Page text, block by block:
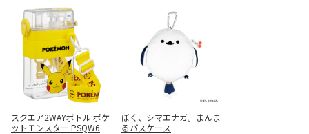
スクエア2WAYボトル ポケ
ットモンスター PSQW6
ぼく、シマエナガ。まんま
るパスケース